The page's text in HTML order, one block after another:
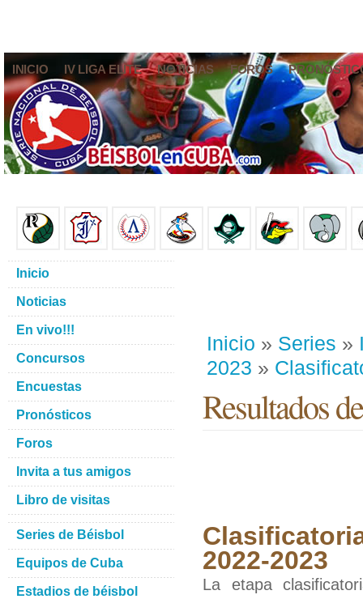
INICIO IV LIGA ELITE NOTICIAS FOROS
Inicio » Series »
2023 »
Resultados
2022-2023
La etapa
Inicio
Noticias
En vivo!!!
Concursos
Encuestas
Pronósticos
Foros
Invita a tus amigos
Libro de visitas
Series de Béisbol
Equipos de Cuba
Estadios de béisbol